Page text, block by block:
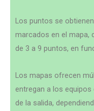
Los puntos se
marcados en el mapa,
de 3 a 9 puntos, en
Los mapas ofrecen
entregan a los
de la salida,